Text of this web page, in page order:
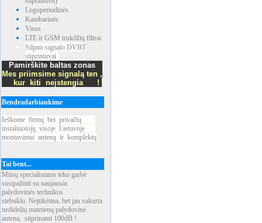
Logoperiodinės
Kambarinės
Visos
LTE ir GSM trukdžių filtrai
Silpno signalo DVBT
stiprintuvai
Pamirškite baltas zonas
Mes priimsime signalą ten ,
kur kiti neįstengia !
Bendradarbiaukime
Ieškome firmų bei privačių
instaliuotojų visoje Lietuvoje
montavimui antenų ir komplektų
Tai bent...
Mūsų specialistams teko garbė
susipažinti su naujausiu
palydovinės technikos
stebuklu. Neįtikėtina, bet jau sukurta
nedidelių matmenų palydovinė
antena, stiprinanti 100dB !